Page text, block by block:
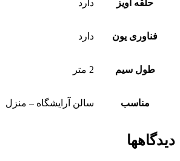
حلقه آویز دارد
فناوری یون دارد
طول سیم 2 متر
مناسب سالن آرایشگاه – منزل
دیدگاهها